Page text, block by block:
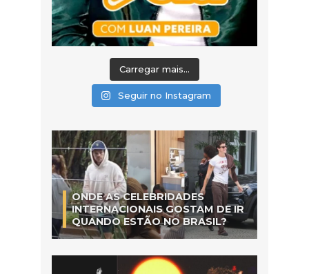
Carregar mais...
Seguir no Instagram
ONDE AS CELEBRIDADES
INTERNACIONAIS GOSTAM DE IR
QUANDO ESTÃO NO BRASIL?